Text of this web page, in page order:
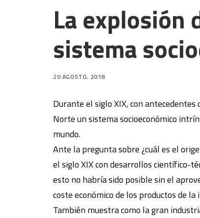
La explosión
sistema
20 AGOSTO, 2018
Durante el siglo XIX, con
Norte un sistema socioeconómico
mundo.
Ante la pregunta sobre ¿cuál es el
el siglo XIX con desarrollos científico-
esto no habría sido posible sin el
coste económico de los productos de
También muestra como la gran